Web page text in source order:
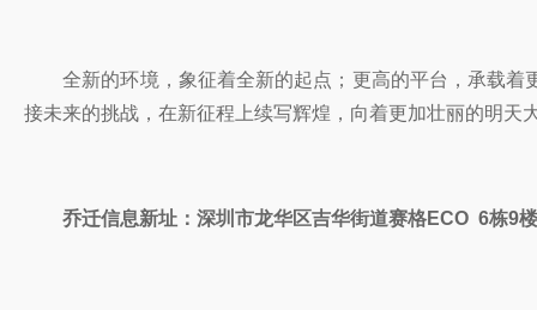
全新的环境，象征着全新的起点；更高的平台，承载着
接未来的挑战，在新征程上续写辉煌，向着更加壮丽的明天
乔迁信息新址：深圳市龙华区吉华街道赛格ECO 6栋9